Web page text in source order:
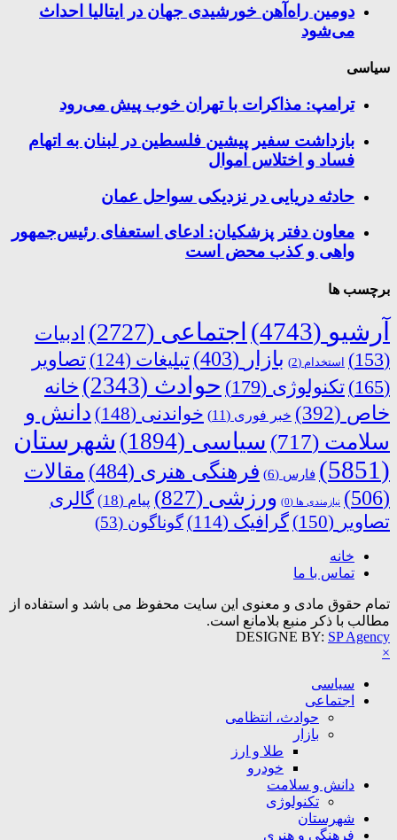
دومین راه‌آهن خورشیدی جهان در ایتالیا احداث
می‌شود
سیاسی
ترامپ: مذاکرات با تهران خوب پیش می‌رود
بازداشت سفیر پیشین فلسطین در لبنان به اتهام
فساد و اختلاس اموال
حادثه دریایی در نزدیکی سواحل عمان
معاون دفتر پزشکیان: ادعای استعفای رئیس‌جمهور
واهی و کذب محض است
برچسب ها
آرشیو (4743) اجتماعی (2727)
ادبیات
(153)
استخدام (2) بازار (403) تبلیغات (124)
تصاویر
(165)
تکنولوژی (179) حوادث (2343)
خانه
خاص (392) خبر فوری (11) خواندنی (148)
دانش و
سلامت (717) سیاسی (1894)
شهرستان
(5851)
فارس (6) فرهنگی هنری (484)
مقالات
(506)
نیازمندی ها (0) ورزشی (827) پیام (18)
گالری
تصاویر (150) گرافیک (114) گوناگون (53)
خانه
تماس با ما
تمام حقوق مادی و معنوی این سایت محفوظ می باشد و استفاده از
مطالب با ذکر منبع بلامانع است.
DESIGNE BY: SP Agency
×
سیاسی
اجتماعی
حوادث، انتظامی
بازار
طلا و ارز
خودرو
دانش و سلامت
تکنولوژی
شهرستان
فرهنگی و هنری